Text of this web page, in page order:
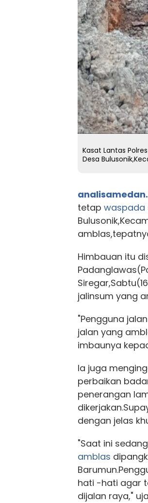
Kasat Lantas
Desa
tetap waspada
Himbauan itu
jalinsum yang
"Pengguna
jalan yang
imbaunya
Ia juga
perbaikan
penerangan
dengan jelas
"Saat ini
amblas
hati -hati agar
dijalan raya,"